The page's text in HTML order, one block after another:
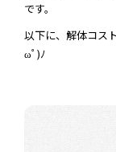
です。
以下に、解体コス
ωﾟ)ﾉ